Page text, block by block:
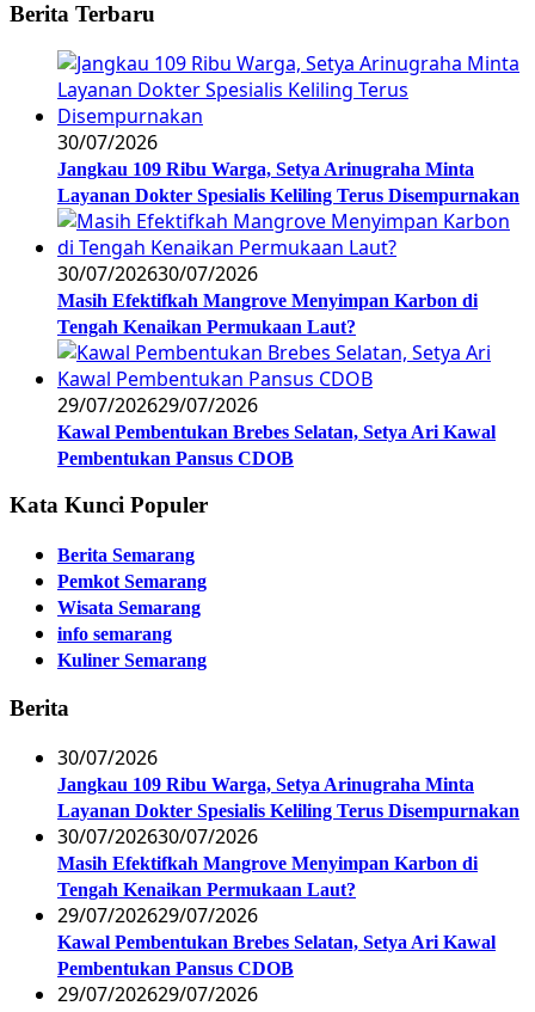
Berita Terbaru
30/07/2026
Jangkau 109 Ribu Warga, Setya Arinugraha Minta
Layanan Dokter Spesialis Keliling Terus Disempurnakan
30/07/202630/07/2026
Masih Efektifkah Mangrove Menyimpan Karbon di
Tengah Kenaikan Permukaan Laut?
29/07/202629/07/2026
Kawal Pembentukan Brebes Selatan, Setya Ari Kawal
Pembentukan Pansus CDOB
Kata Kunci Populer
Berita Semarang
Pemkot Semarang
Wisata Semarang
info semarang
Kuliner Semarang
Berita
30/07/2026
Jangkau 109 Ribu Warga, Setya Arinugraha Minta
Layanan Dokter Spesialis Keliling Terus Disempurnakan
30/07/202630/07/2026
Masih Efektifkah Mangrove Menyimpan Karbon di
Tengah Kenaikan Permukaan Laut?
29/07/202629/07/2026
Kawal Pembentukan Brebes Selatan, Setya Ari Kawal
Pembentukan Pansus CDOB
29/07/202629/07/2026